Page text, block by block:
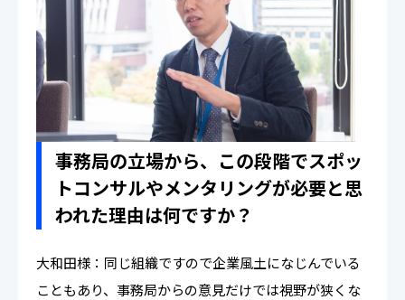
事務局の立場から、この段階でスポッ
トコンサルやメンタリングが必要と思
われた理由は何ですか？
大和田様：同じ組織ですので企業風土になじんでいる
こともあり、事務局からの意見だけでは視野が狭くな